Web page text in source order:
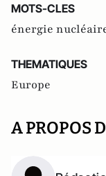
MOTS-CLES
énergie
THEMATIQUES
Europe
A PROPOS